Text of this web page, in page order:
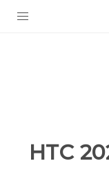
HTC
配件
HTC